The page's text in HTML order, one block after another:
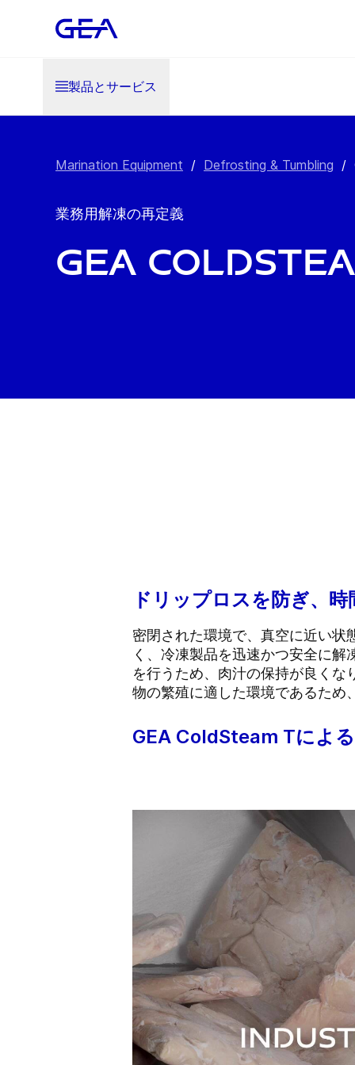
製品とサービス
Marination Equipment / Defrosting & Tumbling /
業務用解凍の再定義
GEA
ドリップロスを防ぎ、
密閉された環境で、真空に近い状
く、冷凍製品を迅速かつ安全に
を行うため、肉汁の保持が良く
物の繁殖に適した環境であるため
GEA ColdSteam Tによ